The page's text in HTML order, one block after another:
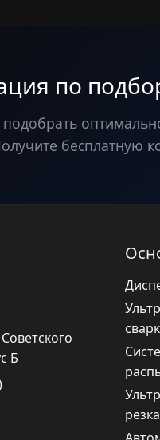
по
бесплатную
Б
резка